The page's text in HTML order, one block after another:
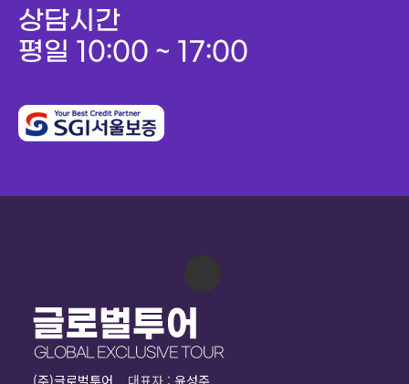
상담시간
평일 10:00 ~ 17:00
(주)글로벌투어 대표자 : 윤성주